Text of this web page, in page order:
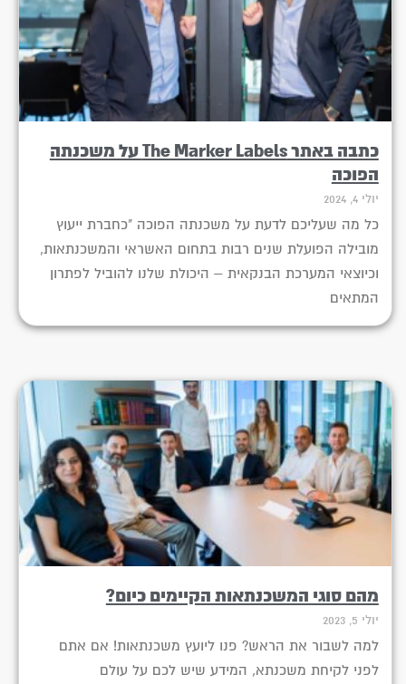
כתבה באתר The Marker Labels על משכנתה
הפוכה
יולי 4, 2024
כל מה שעליכם לדעת על משכנתה הפוכה "כחברת ייעוץ
מובילה הפועלת שנים רבות בתחום האשראי והמשכנתאות,
וכיוצאי המערכת הבנקאית – היכולת שלנו להוביל לפתרון
המתאים
מהם סוגי המשכנתאות הקיימים כיום?
יולי 5, 2023
למה לשבור את הראש? פנו ליועץ משכנתאות! אם אתם
לפני לקיחת משכנתא, המידע שיש לכם על עולם